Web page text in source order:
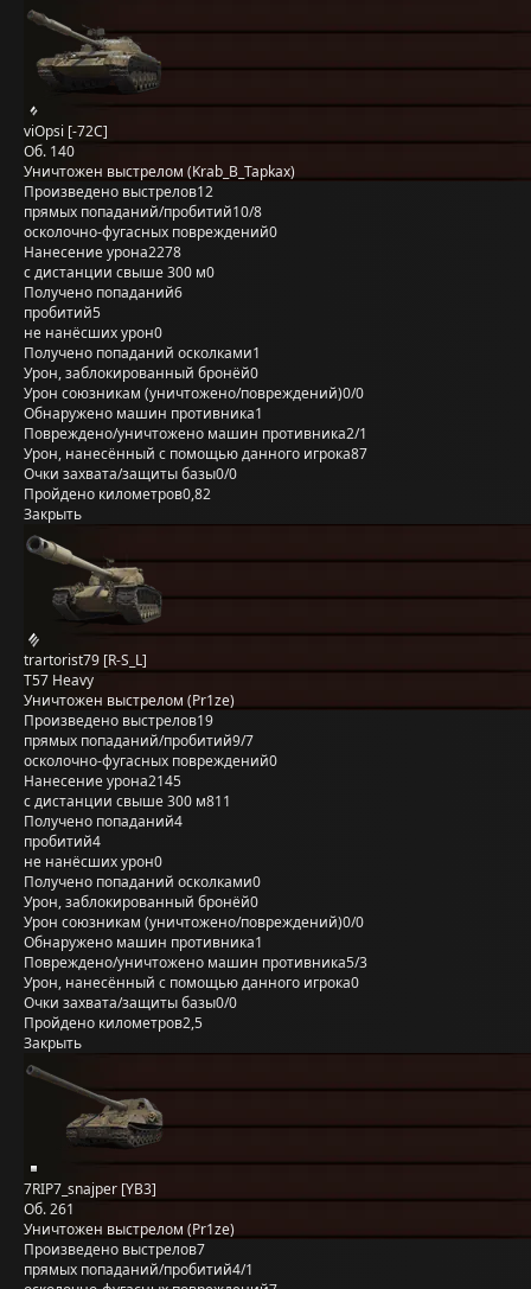
viOpsi [-72C]
Об. 140
Уничтожен выстрелом (Krab_B_Tapkax)
Произведено выстрелов12
прямых попаданий/пробитий10/8
осколочно-фугасных повреждений0
Нанесение урона2278
с дистанции свыше 300 м0
Получено попаданий6
пробитий5
не нанёсших урон0
Получено попаданий осколками1
Урон, заблокированный бронёй0
Урон союзникам (уничтожено/повреждений)0/0
Обнаружено машин противника1
Повреждено/уничтожено машин противника2/1
Урон, нанесённый с помощью данного игрока87
Очки захвата/защиты базы0/0
Пройдено километров0,82
Закрыть
trartorist79 [R-S_L]
T57 Heavy
Уничтожен выстрелом (Pr1ze)
Произведено выстрелов19
прямых попаданий/пробитий9/7
осколочно-фугасных повреждений0
Нанесение урона2145
с дистанции свыше 300 м811
Получено попаданий4
пробитий4
не нанёсших урон0
Получено попаданий осколками0
Урон, заблокированный бронёй0
Урон союзникам (уничтожено/повреждений)0/0
Обнаружено машин противника1
Повреждено/уничтожено машин противника5/3
Урон, нанесённый с помощью данного игрока0
Очки захвата/защиты базы0/0
Пройдено километров2,5
Закрыть
7RIP7_snajper [YB3]
Об. 261
Уничтожен выстрелом (Pr1ze)
Произведено выстрелов7
прямых попаданий/пробитий4/1